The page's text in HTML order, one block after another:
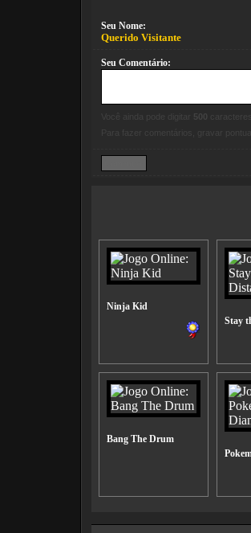
Seu Nome:
Querido Visitante
Seu Comentário:
500
Para fazer comentários, gravar
Ninja Kid
Stay
Bang The Drum